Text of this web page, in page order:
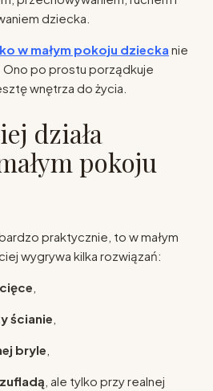
dziecka.
w małym pokoju dziecka nie
Ono po prostu porządkuje
wnętrza do życia.
działa
pokoju
praktycznie, to w małym
wygrywa kilka rozwiązań:
ścianie
bryle
, ale tylko przy realnej